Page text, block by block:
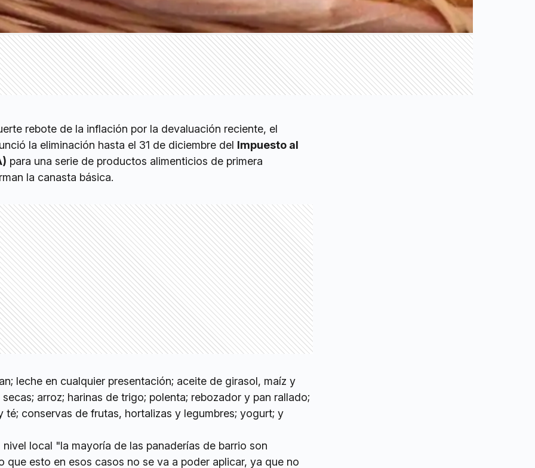
rebote de la inflación por la devaluación reciente, el
la eliminación hasta el 31 de diciembre del Impuesto al
para una serie de productos alimenticios de primera
la canasta básica.
leche en cualquier presentación; aceite de girasol, maíz y
arroz; harinas de trigo; polenta; rebozador y pan rallado;
té; conservas de frutas, hortalizas y legumbres; yogurt; y
nivel local "la mayoría de las panaderías de barrio son
que esto en esos casos no se va a poder aplicar, ya que no